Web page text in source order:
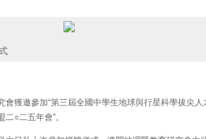
獲邀參加“第三屆全國中學生地球與行星科學拔尖人
○二五年會”。